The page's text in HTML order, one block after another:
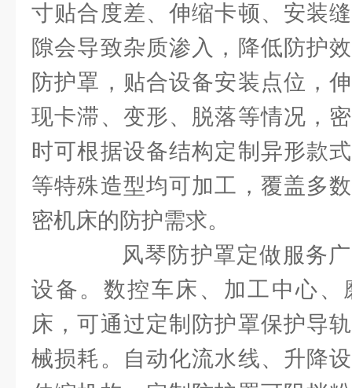
寸贴合度差、伸缩卡顿、安装
隙会导致杂质渗入，降低防护
防护罩，贴合设备安装点位，
现卡滞、变形、脱落等情况，
时可根据设备结构定制异形款
等特殊造型均可加工，覆盖多
密机床的防护需求。
风琴防护罩定做服务广
设备。数控车床、加工中心、
床，可通过定制防护罩保护导
械损耗。自动化流水线、升降